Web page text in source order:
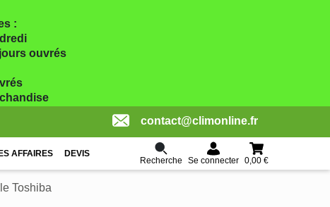
:
ouvrés
contact@climonline.fr
AFFAIRES DEVIS
Recherche Se connecter 0,00 €
Toshiba